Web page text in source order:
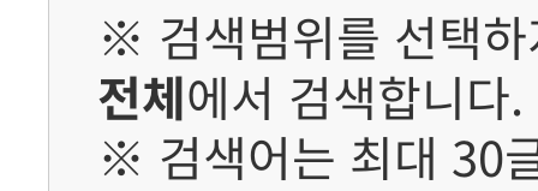
※ 검색범위를 선택
전체에서 검색합니다.
※ 검색어는 최대 30